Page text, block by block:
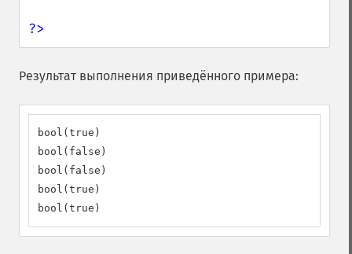
?>
Результат выполнения приведённого примера:
bool(true)
bool(false)
bool(false)
bool(true)
bool(true)